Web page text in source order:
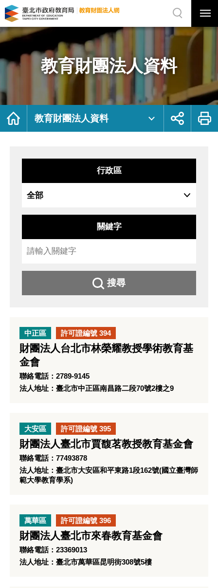
教
育
團
資
料
府
局
法
網
站
選
選
單
關
網
站
尋
教育財團法人資料
首
教育財團法人資料
展
鈕
列
行政區
關鍵字
搜尋
中正區 許可證編號 394
財團法人台北市林榮耀教授學術教育基
金會
聯絡電話：2789-9145
法人地址：臺北市中正區南昌路二段70號2樓之9
大安區 許可證編號 395
財團法人臺北市賈馥茗教授教育基金會
聯絡電話：77493878
法人地址：臺北市大安區和平東路1段162號(國立臺灣師
範大學教育學系)
萬華區 許可證編號 396
財團法人臺北市來春教育基金會
聯絡電話：23369013
法人地址：臺北市萬華區昆明街308號5樓